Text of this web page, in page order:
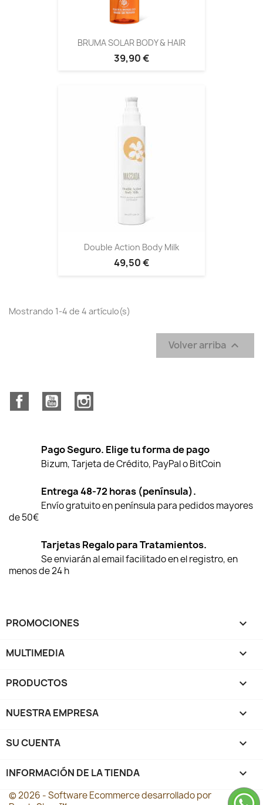
BRUMA SOLAR BODY & HAIR
39,90 €
Double Action Body Milk
49,50 €
Mostrando 1-4 de 4 artículo(s)
Volver arriba 
FacebookYouTube
Pago Seguro. Elige tu forma de pago
Bizum, Tarjeta de Crédito, PayPal o BitCoin
Entrega 48-72 horas (península).
Envío gratuito en península para pedidos mayores
de 50€
Tarjetas Regalo para Tratamientos.
Se enviarán al email facilitado en el registro, en
menos de 24 h
PROMOCIONES 
MULTIMEDIA 
PRODUCTOS 
NUESTRA EMPRESA 
SU CUENTA 
INFORMACIÓN DE LA TIENDA keyboard_arrow_down
© 2026 - Software Ecommerce desarrollado por